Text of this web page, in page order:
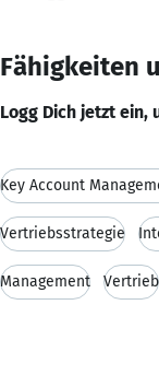
Fähigkeiten
Logg Dich jetzt ein,
Key Account
Vertriebsstrategie
Management Vertrieb